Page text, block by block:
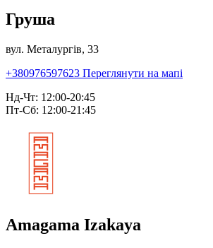
Груша
вул. Металургів, 33
+380976597623 Переглянути на мапі
Нд-Чт: 12:00-20:45
Пт-Сб: 12:00-21:45
Amagama Izakaya